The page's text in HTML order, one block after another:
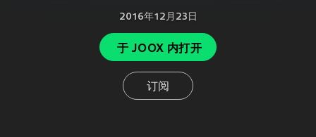
2016年12月23日
于 JOOX 内打开
订阅